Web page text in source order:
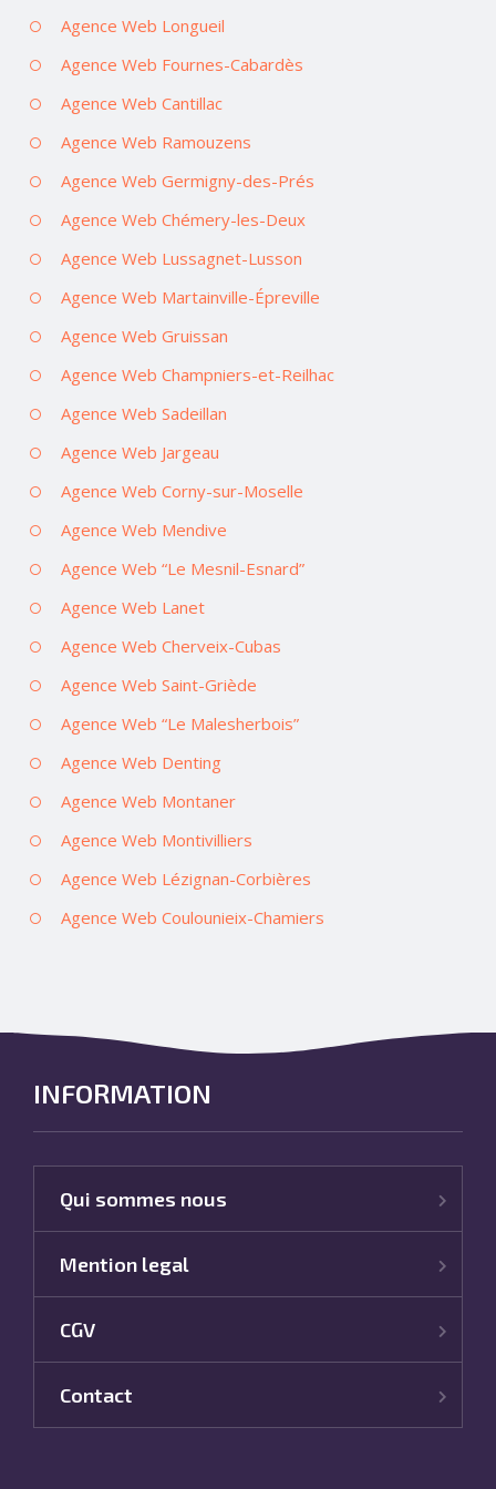
Agence Web Longueil
Agence Web Fournes-Cabardès
Agence Web Cantillac
Agence Web Ramouzens
Agence Web Germigny-des-Prés
Agence Web Chémery-les-Deux
Agence Web Lussagnet-Lusson
Agence Web Martainville-Épreville
Agence Web Gruissan
Agence Web Champniers-et-Reilhac
Agence Web Sadeillan
Agence Web Jargeau
Agence Web Corny-sur-Moselle
Agence Web Mendive
Agence Web “Le Mesnil-Esnard”
Agence Web Lanet
Agence Web Cherveix-Cubas
Agence Web Saint-Griède
Agence Web “Le Malesherbois”
Agence Web Denting
Agence Web Montaner
Agence Web Montivilliers
Agence Web Lézignan-Corbières
Agence Web Coulounieix-Chamiers
INFORMATION
Qui sommes nous
Mention legal
CGV
Contact